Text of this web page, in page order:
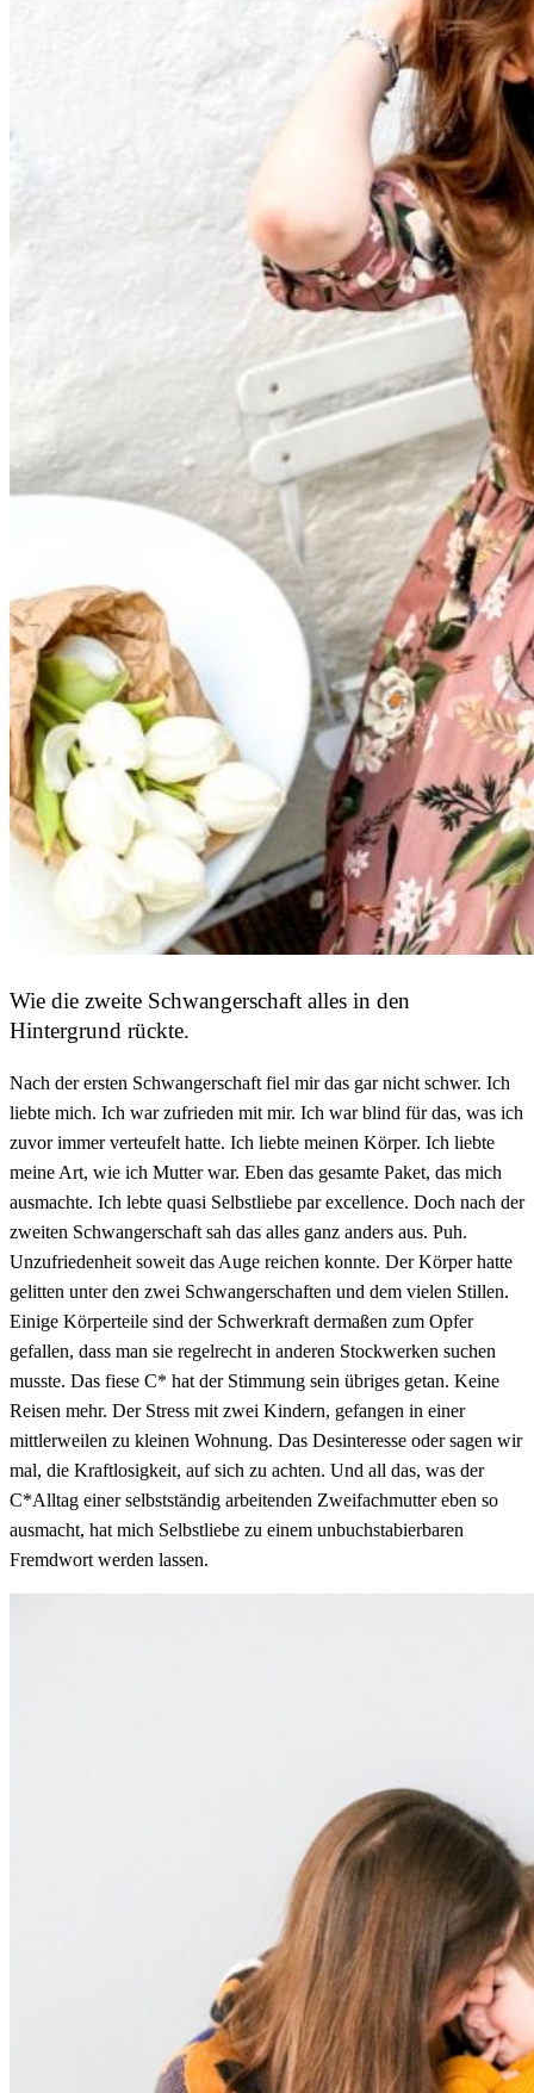
Wie die zweite Schwangerschaft alles in den
Hintergrund rückte.
Nach der ersten Schwangerschaft fiel mir das gar nicht schwer. Ich
liebte mich. Ich war zufrieden mit mir. Ich war blind für das, was ich
zuvor immer verteufelt hatte. Ich liebte meinen Körper. Ich liebte
meine Art, wie ich Mutter war. Eben das gesamte Paket, das mich
ausmachte. Ich lebte quasi Selbstliebe par excellence. Doch nach der
zweiten Schwangerschaft sah das alles ganz anders aus. Puh.
Unzufriedenheit soweit das Auge reichen konnte. Der Körper hatte
gelitten unter den zwei Schwangerschaften und dem vielen Stillen.
Einige Körperteile sind der Schwerkraft dermaßen zum Opfer
gefallen, dass man sie regelrecht in anderen Stockwerken suchen
musste. Das fiese C* hat der Stimmung sein übriges getan. Keine
Reisen mehr. Der Stress mit zwei Kindern, gefangen in einer
mittlerweilen zu kleinen Wohnung. Das Desinteresse oder sagen wir
mal, die Kraftlosigkeit, auf sich zu achten. Und all das, was der
C*Alltag einer selbstständig arbeitenden Zweifachmutter eben so
ausmacht, hat mich Selbstliebe zu einem unbuchstabierbaren
Fremdwort werden lassen.